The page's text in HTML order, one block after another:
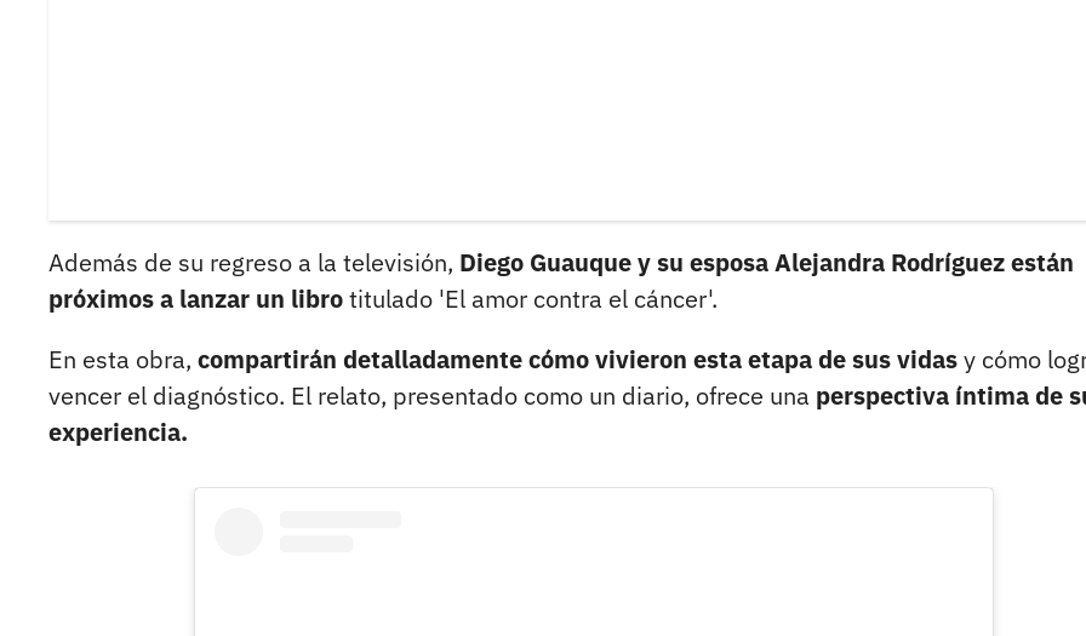
Además de su regreso a la televisión, Diego Guauque y su esposa Alejandra Rodríguez están
próximos a lanzar un librotitulado 'El amor contra el cáncer'.
En esta obra, compartirán detalladamente cómo vivieron esta etapa de sus vidasy cómo
vencer el diagnóstico. El relato, presentado como un diario, ofrece una perspectiva íntima de
experiencia.